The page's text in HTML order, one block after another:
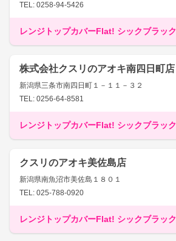
TEL: 0258-94-5426
レンジトップカバーFlat! シックブラック
株式会社クスリのアオキ南四日町店
新潟県三条市南四日町１－１１－３２
TEL: 0256-64-8581
レンジトップカバーFlat! シックブラック
クスリのアオキ美佐島店
新潟県南魚沼市美佐島１８０１
TEL: 025-788-0920
レンジトップカバーFlat! シックブラック